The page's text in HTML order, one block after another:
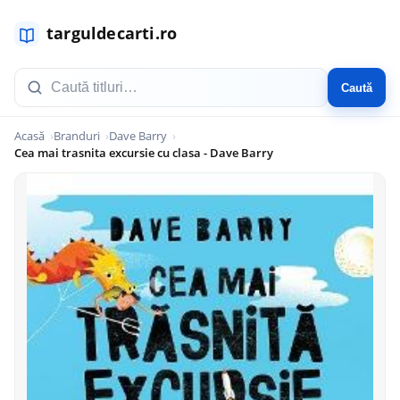
Caută
Acasă Branduri
Dave Barry
Cea mai trasnita excursie cu clasa - Dave Barry